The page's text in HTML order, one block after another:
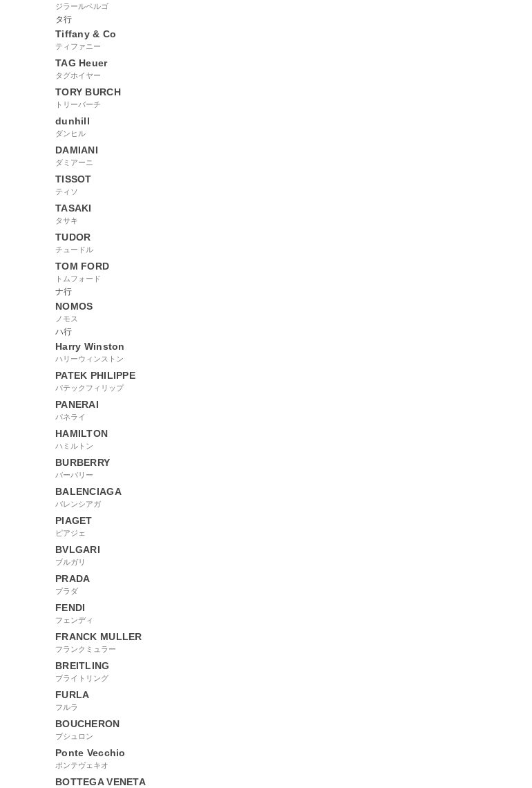
ジラールペルゴ
タ行
Tiffany & Co
ティファニー
TAG Heuer
タグホイヤー
TORY BURCH
トリーバーチ
dunhill
ダンヒル
DAMIANI
ダミアーニ
TISSOT
ティソ
TASAKI
タサキ
TUDOR
チュードル
TOM FORD
トムフォード
ナ行
NOMOS
ノモス
ハ行
Harry Winston
ハリーウィンストン
PATEK PHILIPPE
パテックフィリップ
PANERAI
パネライ
HAMILTON
ハミルトン
BURBERRY
バーバリー
BALENCIAGA
バレンシアガ
PIAGET
ピアジェ
BVLGARI
ブルガリ
PRADA
プラダ
FENDI
フェンディ
FRANCK MULLER
フランクミュラー
BREITLING
ブライトリング
FURLA
フルラ
BOUCHERON
ブシュロン
Ponte Vecchio
ポンテヴェキオ
BOTTEGA VENETA